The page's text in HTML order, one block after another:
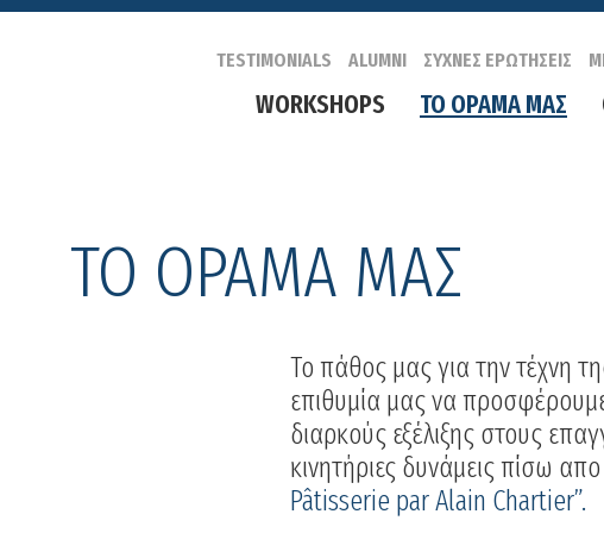
TESTIMONIALS ALUMNI ΣΥΧΝΕΣ ΕΡΩΤΗΣΕΙΣ
WORKSHOPS ΤΟ ΟΡΑΜΑ ΜΑΣ
ΤΟ ΟΡΑΜΑ ΜΑΣ
Το πάθος μας για την τέχνη
επιθυμία μας να
διαρκούς εξέλιξης στους
κινητήριες δυνάμεις πίσω
Pâtisserie par Alain Chartier”.